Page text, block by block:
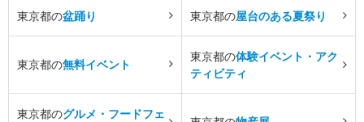
東京都の盆踊り 東京都の屋台のある夏祭り
東京都の無料イベント
東京都の体験イベント・アク
ティビティ
東京都のグルメ・フードフェ